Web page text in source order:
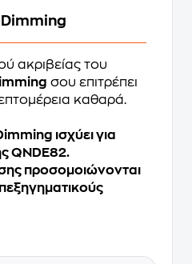
ακριβείας του
σου επιτρέπει
καθαρά.
ισχύει για
QNDE82.
προσομοιώνονται